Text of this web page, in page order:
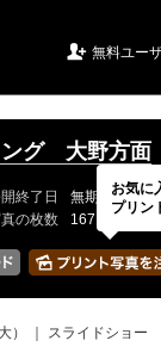
 無料ユー
ング 大野方面
終了日 無期限
の枚数 167 / 2000枚
）
スライドショー
お気に
プリン